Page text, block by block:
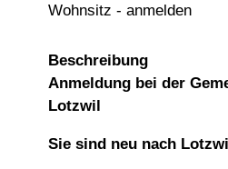
Wohnsitz - anmelden
Beschreibung
Anmeldung bei der
Lotzwil
Sie sind neu nach